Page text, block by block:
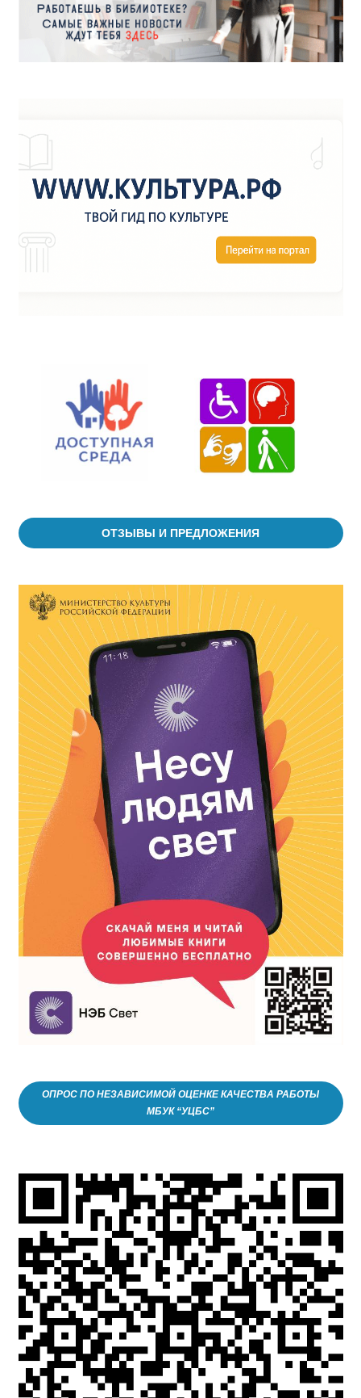
ОТЗЫВЫ И ПРЕДЛОЖЕНИЯ
ОПРОС ПО НЕЗАВИСИМОЙ ОЦЕНКЕ КАЧЕСТВА РАБОТЫ
МБУК “УЦБС”